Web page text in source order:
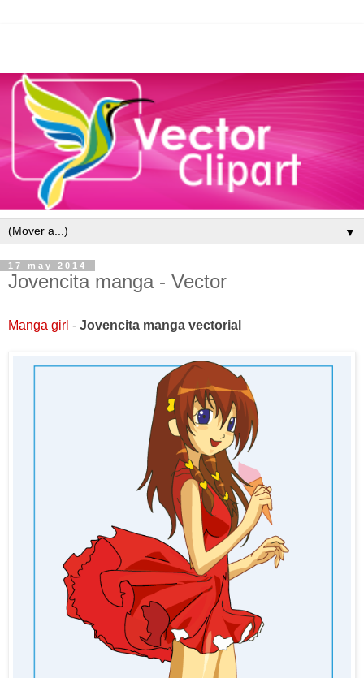
▼
17 may 2014
Jovencita manga - Vector
Manga girl - Jovencita manga vectorial